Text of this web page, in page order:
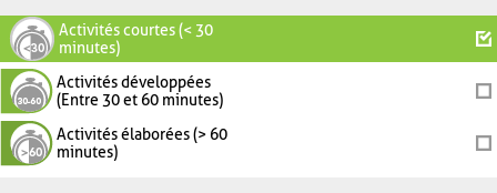
Activités courtes (< 30
minutes)
Activités développées
(Entre 30 et 60 minutes)
Activités élaborées (> 60
minutes)